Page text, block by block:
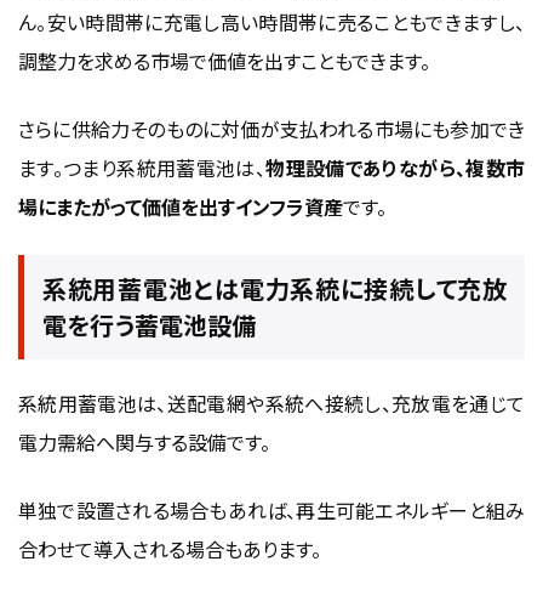
ん。安い時間帯に充電し高い時間帯に売ることもできますし、
調整力を求める市場で価値を出すこともできます。
さらに供給力そのものに対価が支払われる市場にも参加でき
ます。つまり系統用蓄電池は、物理設備でありながら、複数市
場にまたがって価値を出すインフラ資産です。
系統用蓄電池とは電力系統に接続して充放
電を行う蓄電池設備
系統用蓄電池は、送配電網や系統へ接続し、充放電を通じて
電力需給へ関与する設備です。
単独で設置される場合もあれば、再生可能エネルギーと組み
合わせて導入される場合もあります。